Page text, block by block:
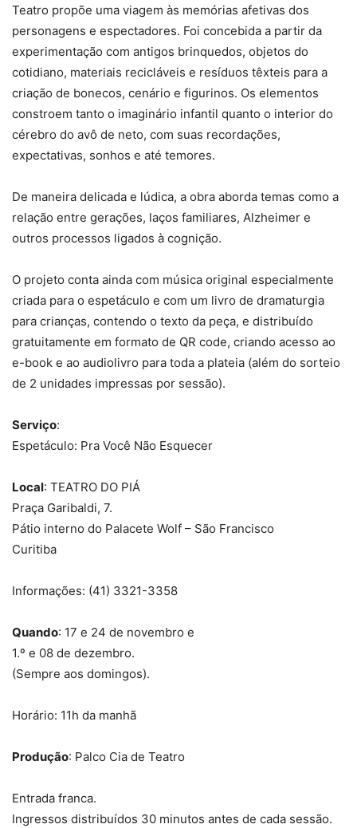
Teatro propõe uma viagem às memórias afetivas dos
personagens e espectadores. Foi concebida a partir da
experimentação com antigos brinquedos, objetos do
cotidiano, materiais recicláveis e resíduos têxteis para a
criação de bonecos, cenário e figurinos. Os elementos
constroem tanto o imaginário infantil quanto o interior do
cérebro do avô de neto, com suas recordações,
expectativas, sonhos e até temores.
De maneira delicada e lúdica, a obra aborda temas como a
relação entre gerações, laços familiares, Alzheimer e
outros processos ligados à cognição.
O projeto conta ainda com música original especialmente
criada para o espetáculo e com um livro de dramaturgia
para crianças, contendo o texto da peça, e distribuído
gratuitamente em formato de QR code, criando acesso ao
e-book e ao audiolivro para toda a plateia (além do sorteio
de 2 unidades impressas por sessão).
Serviço:
Espetáculo: Pra Você Não Esquecer
Local: TEATRO DO PIÁ
Praça Garibaldi, 7.
Pátio interno do Palacete Wolf – São Francisco
Curitiba
Informações: (41) 3321-3358
Quando: 17 e 24 de novembro e
1.º e 08 de dezembro.
(Sempre aos domingos).
Horário: 11h da manhã
Produção: Palco Cia de Teatro
Entrada franca.
Ingressos distribuídos 30 minutos antes de cada sessão.